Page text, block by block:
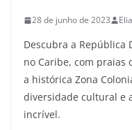
28 de junho de 2023
Descubra a República
no Caribe, com praias
a histórica Zona
diversidade cultural e
incrível.